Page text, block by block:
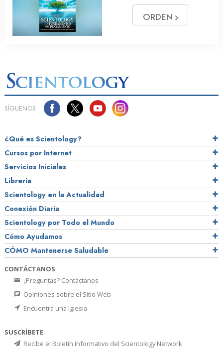
ORDEN
SÍGUENOS
¿Qué es Scientology?
Cursos por Internet
Servicios Iniciales
Librería
Scientology en la Actualidad
Conexión Diaria
Scientology por Todo el Mundo
Cómo Ayudamos
CÓMO Mantenerse Saludable
CONTÁCTANOS
¿Preguntas? Contáctanos
Opiniones sobre el Sitio Web
Encuentra una Iglesia
SUSCRÍBETE
Recibe el Boletín Informativo del Scientology Network